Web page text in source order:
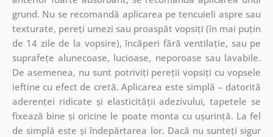
grund. Nu se recomandă aplicarea pe tencuieli aspre sau
texturate, pereți umezi sau proaspăt vopsiți (în mai puțin
de 14 zile de la vopsire), încăperi fără ventilație, sau pe
suprafețe alunecoase, lucioase, neporoase sau lavabile.
De asemenea, nu sunt potriviți pereții vopsiți cu vopsele
ieftine cu efect de cretă. Aplicarea este simplă – datorită
aderenței ridicate și elasticității adezivului, tapetele se
fixează bine și oricine le poate monta cu ușurință. La fel
de simplă este și îndepărtarea lor. Dacă nu sunteți sigur